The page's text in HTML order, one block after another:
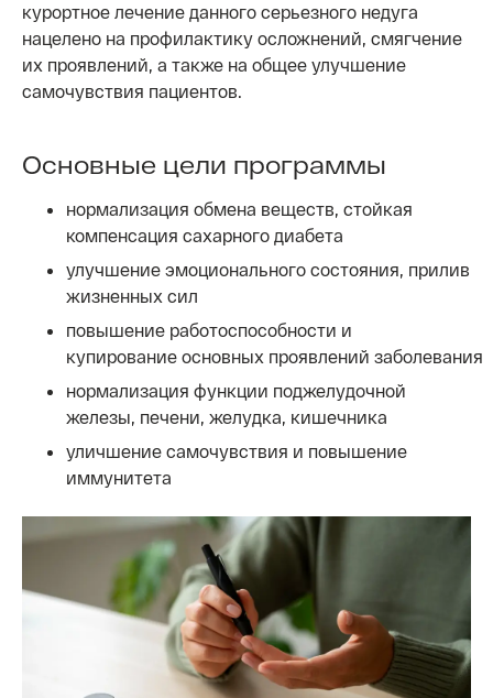
курортное лечение данного серьезного недуга
нацелено на профилактику осложнений, смягчение
их проявлений, а также на общее улучшение
самочувствия пациентов.
Основные цели программы
нормализация обмена веществ, стойкая
компенсация сахарного диабета
улучшение эмоционального состояния, прилив
жизненных сил
повышение работоспособности и
купирование основных проявлений заболевания
нормализация функции поджелудочной
железы, печени, желудка, кишечника
уличшение самочувствия и повышение
иммунитета